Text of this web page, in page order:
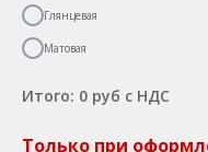
Глянцевая
Матовая
Итого: 0 руб с НДС
Только при